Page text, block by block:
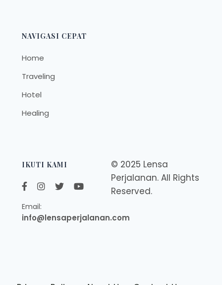
NAVIGASI CEPAT
Home
Traveling
Hotel
Healing
IKUTI KAMI
Email:
info@lensaperjalanan.com
© 2025 Lensa
Perjalanan. All Rights
Reserved.